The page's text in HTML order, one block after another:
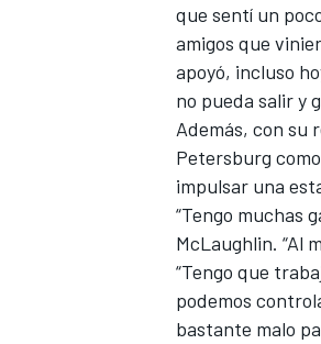
WRC
que sentí un
amigos que
apoyó, incluso
no pueda salir y
Además, con su
Petersburg
impulsar una
“Tengo muchas
McLaughlin. “Al
“Tengo que
podemos
bastante malo